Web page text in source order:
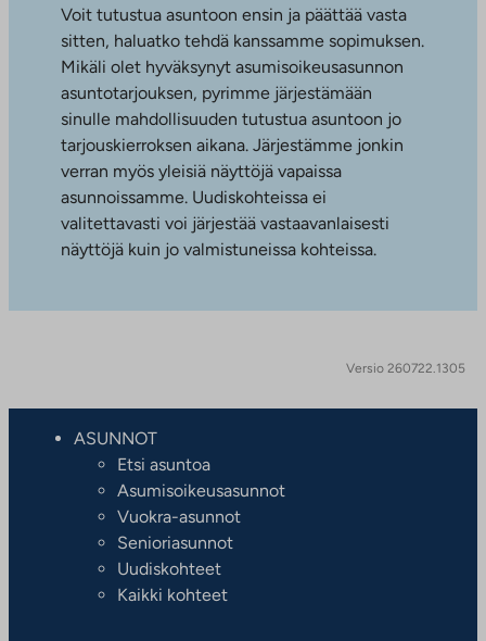
Voit tutustua asuntoon ensin ja päättää vasta
sitten, haluatko tehdä kanssamme sopimuksen.
Mikäli olet hyväksynyt asumisoikeusasunnon
asuntotarjouksen, pyrimme järjestämään
sinulle mahdollisuuden tutustua asuntoon jo
tarjouskierroksen aikana. Järjestämme jonkin
verran myös yleisiä näyttöjä vapaissa
asunnoissamme. Uudiskohteissa ei
valitettavasti voi järjestää vastaavanlaisesti
näyttöjä kuin jo valmistuneissa kohteissa.
Versio 260722.1305
ASUNNOT
Etsi asuntoa
Asumisoikeusasunnot
Vuokra-asunnot
Senioriasunnot
Uudiskohteet
Kaikki kohteet